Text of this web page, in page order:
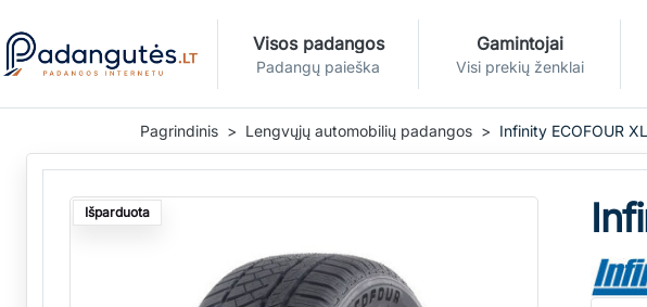
Visos padangos
Padangų paieška
Gamintojai
Visi prekių ženklai
Pagrindinis Lengvųjų automobilių padangos Infinity ECOFOUR XL
Išparduota